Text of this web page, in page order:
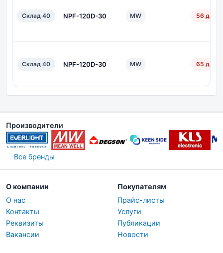
Склад 40 NPF-120D-30 MW 56 дн.
Склад 40 NPF-120D-30 MW 65 дн.
Производители
Все бренды
О компании
О нас
Контакты
Реквизиты
Вакансии
Покупателям
Прайс-листы
Услуги
Публикации
Новости